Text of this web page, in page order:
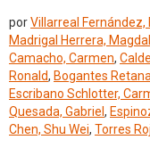
porVillarreal Fernández,
Madrigal Herrera,
Camacho, Carmen,
Ronald, Bogantes
Escribano Schlotter,
Quesada, Gabriel ,
Chen, Shu Wei, Torres